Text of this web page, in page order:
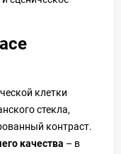
клетки
стекла,
контраст.
качества – в